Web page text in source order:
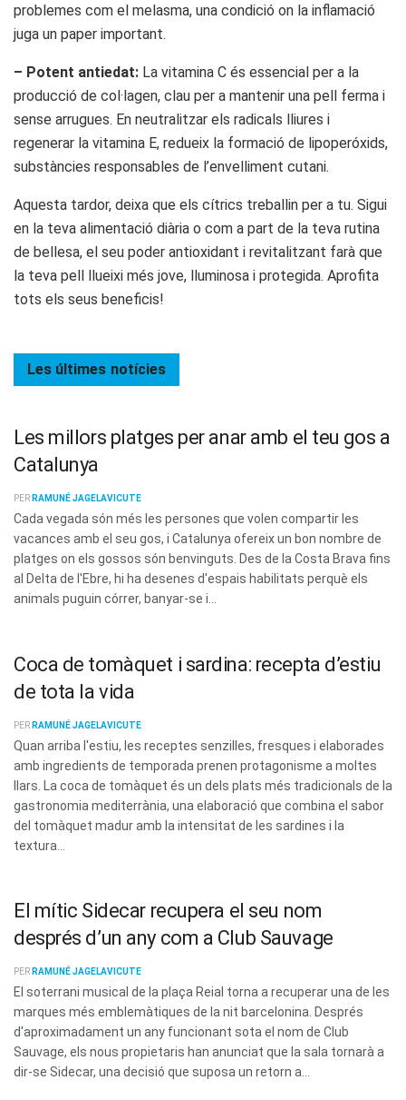
problemes com el melasma, una condició on la inflamació
juga un paper important.
– Potent antiedat: La vitamina C és essencial per a la
producció de col·lagen, clau per a mantenir una pell ferma i
sense arrugues. En neutralitzar els radicals lliures i
regenerar la vitamina E, redueix la formació de lipoperóxids,
substàncies responsables de l’envelliment cutani.
Aquesta tardor, deixa que els cítrics treballin per a tu. Sigui
en la teva alimentació diària o com a part de la teva rutina
de bellesa, el seu poder antioxidant i revitalitzant farà que
la teva pell llueixi més jove, lluminosa i protegida. Aprofita
tots els seus beneficis!
Les últimes notícies
Les millors platges per anar amb el teu gos a
Catalunya
PER RAMUNÉ JAGELAVICUTE
Cada vegada són més les persones que volen compartir les
vacances amb el seu gos, i Catalunya ofereix un bon nombre de
platges on els gossos són benvinguts. Des de la Costa Brava fins
al Delta de l'Ebre, hi ha desenes d'espais habilitats perquè els
animals puguin córrer, banyar-se i...
Coca de tomàquet i sardina: recepta d’estiu
de tota la vida
PER RAMUNÉ JAGELAVICUTE
Quan arriba l'estiu, les receptes senzilles, fresques i elaborades
amb ingredients de temporada prenen protagonisme a moltes
llars. La coca de tomàquet és un dels plats més tradicionals de la
gastronomia mediterrània, una elaboració que combina el sabor
del tomàquet madur amb la intensitat de les sardines i la
textura...
El mític Sidecar recupera el seu nom
després d’un any com a Club Sauvage
PER RAMUNÉ JAGELAVICUTE
El soterrani musical de la plaça Reial torna a recuperar una de les
marques més emblemàtiques de la nit barcelonina. Després
d'aproximadament un any funcionant sota el nom de Club
Sauvage, els nous propietaris han anunciat que la sala tornarà a
dir-se Sidecar, una decisió que suposa un retorn a...